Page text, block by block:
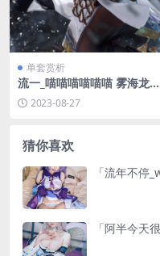
单套赏析
流一_喵喵喵喵喵喵 雾海龙王
崔三娘 [14P-81MB]
2023-08-27
猜你喜欢
「流年不停
「阿半今天